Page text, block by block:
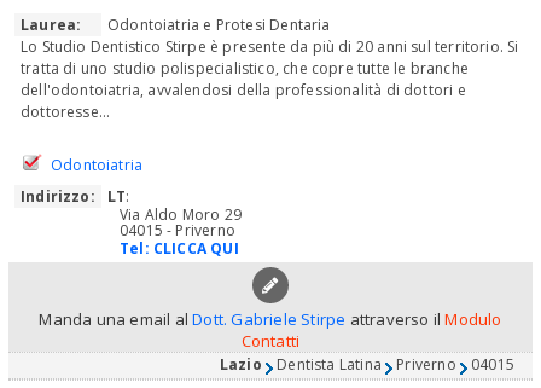
Laurea:
Odontoiatria e Protesi Dentaria
Lo Studio Dentistico Stirpe è presente da più di 20 anni sul territorio. Si
tratta di uno studio polispecialistico, che copre tutte le branche
dell'odontoiatria, avvalendosi della professionalità di dottori e
dottoresse...
Odontoiatria
Indirizzo:
LT:
Via Aldo Moro 29
04015 - Priverno
Tel: CLICCA QUI
Manda una email alDott. Gabriele Stirpe attraverso ilModulo
Contatti
Lazio Dentista Latina Priverno 04015